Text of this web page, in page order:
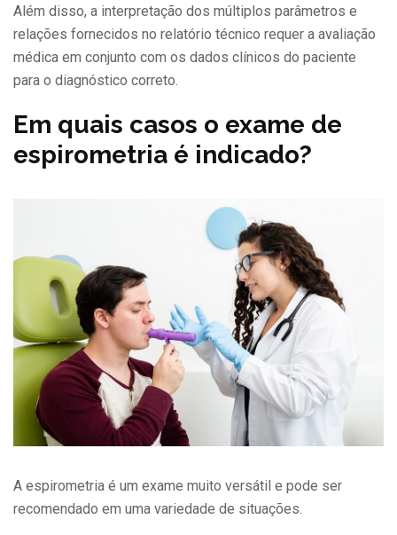
Além disso, a interpretação dos múltiplos parâmetros e
relações fornecidos no relatório técnico requer a avaliação
médica em conjunto com os dados clínicos do paciente
para o diagnóstico correto.
Em quais casos o exame de
espirometria é indicado?
A espirometria é um exame muito versátil e pode ser
recomendado em uma variedade de situações.